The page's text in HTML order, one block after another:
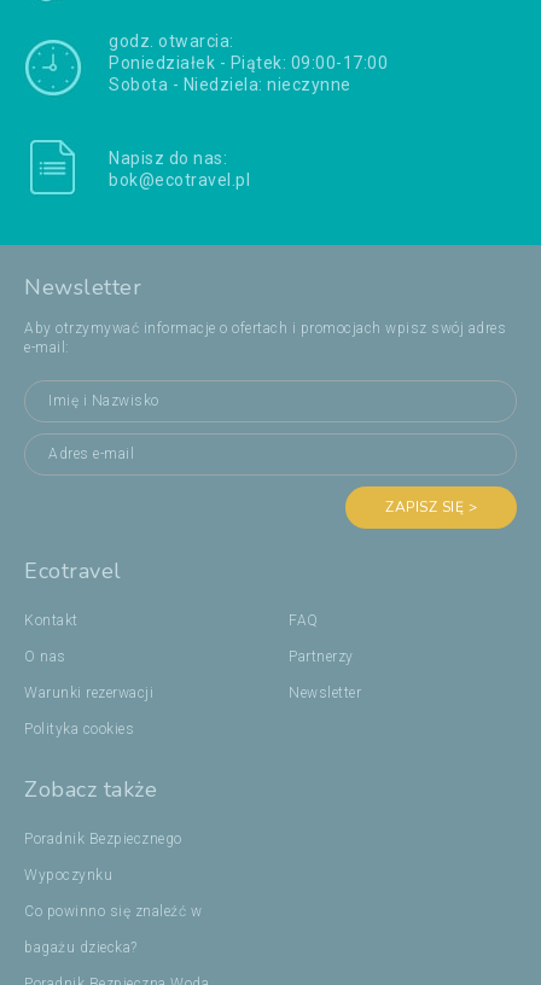
godz. otwarcia:
Poniedziałek - Piątek: 09:00-17:00
Sobota - Niedziela: nieczynne
Napisz do nas:
bok@ecotravel.pl
Newsletter
Aby otrzymywać informacje o ofertach i promocjach wpisz swój adres
e-mail:
ZAPISZ SIĘ >
Ecotravel
Kontakt
O nas
Warunki rezerwacji
Polityka cookies
FAQ
Partnerzy
Newsletter
Zobacz także
Poradnik Bezpiecznego
Wypoczynku
Co powinno się znaleźć w
bagażu dziecka?